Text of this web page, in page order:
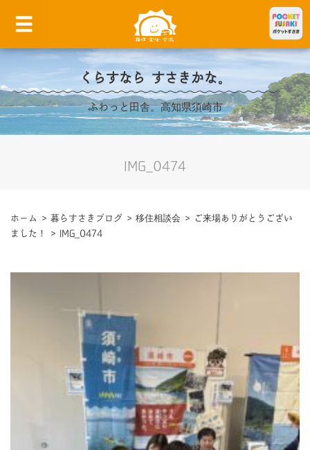
くらすなら すさきかな。
ふわっと田舎。高知県須崎市
IMG_0474
ホーム > 暮らすさきブログ > 移住相談会 >
ご来場ありがとうござい
ました！
> IMG_0474